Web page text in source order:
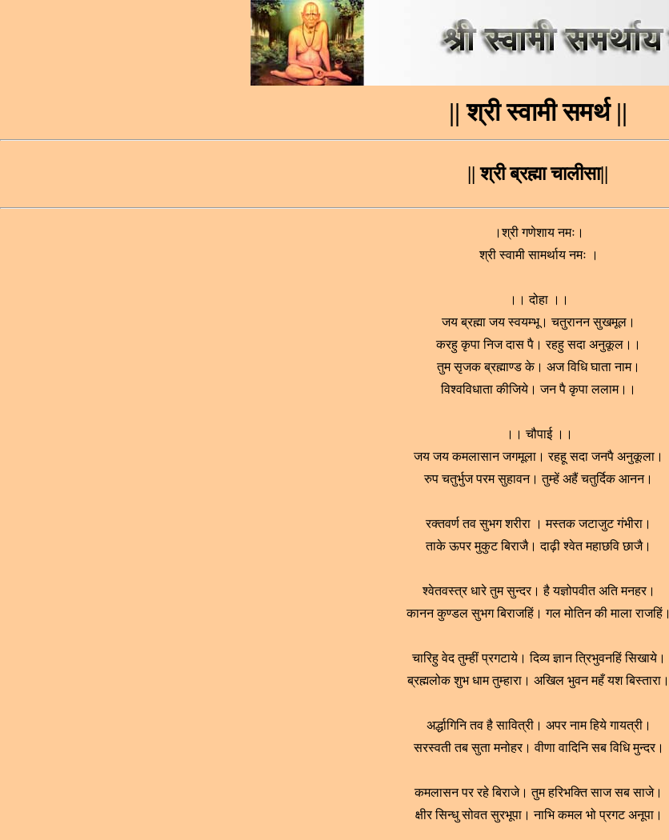
|| श्री स्वामी समर्थ ||
|| श्री ब्रह्मा चालीसा||
।श्री गणेशाय नमः।
श्री स्वामी सामर्थाय नमः ।
।। दोहा ।।
जय ब्रह्मा जय स्वयम्भू। चतुरानन सुखमूल।
करहु कृपा निज दास पै। रहहु सदा अनुकूल।।
तुम सृजक ब्रह्माण्ड के। अज विधि घाता नाम।
विश्वविधाता कीजिये। जन पै कृपा ललाम।।
।। चौपाई ।।
जय जय कमलासान जगमूला। रहहू सदा जनपै अनुकूला।
रुप चतुर्भुज परम सुहावन। तुम्हें अहैं चतुर्दिक आनन।
रक्तवर्ण तव सुभग शरीरा । मस्तक जटाजुट गंभीरा।
ताके ऊपर मुकुट बिराजै। दाढ़ी श्वेत महाछवि छाजै।
श्वेतवस्त्र धारे तुम सुन्दर। है यज्ञोपवीत अति मनहर।
कानन कुण्डल सुभग बिराजहिं। गल मोतिन की माला राजहिं।
चारिहु वेद तुम्हीं प्रगटाये। दिव्य ज्ञान त्रिभुवनहिं सिखाये।
ब्रह्मलोक शुभ धाम तुम्हारा। अखिल भुवन महँ यश बिस्तारा।
अर्द्धागिनि तव है सावित्री। अपर नाम हिये गायत्री।
सरस्वती तब सुता मनोहर। वीणा वादिनि सब विधि मुन्दर।
कमलासन पर रहे बिराजे। तुम हरिभक्ति साज सब साजे।
क्षीर सिन्धु सोवत सुरभूपा। नाभि कमल भो प्रगट अनूपा।